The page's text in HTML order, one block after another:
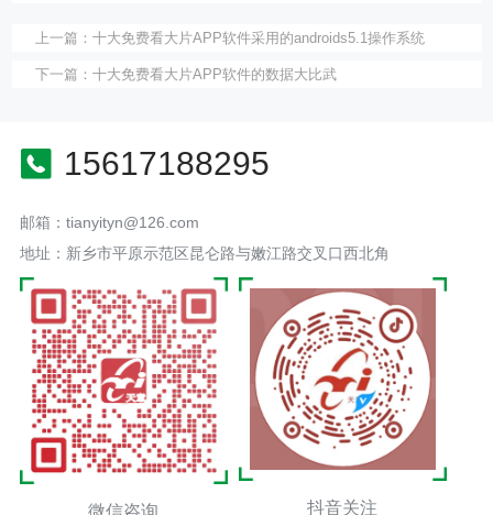
上一篇： 十大免费看大片APP软件采用的androids5.1操作系统
下一篇： 十大免费看大片APP软件的数据大比武
15617188295
邮箱：tianyityn@126.com
地址：新乡市平原示范区昆仑路与嫩江路交叉口西北角
抖音关注